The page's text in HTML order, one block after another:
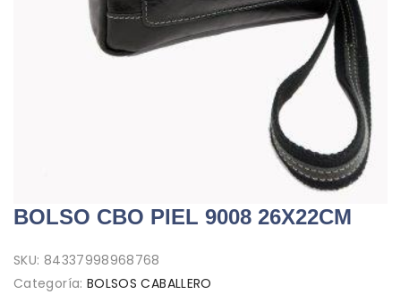
BOLSO CBO PIEL 9008 26X22CM
SKU: 84337998968768
Categoría: BOLSOS CABALLERO